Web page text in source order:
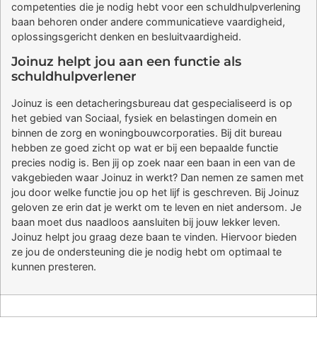
competenties die je nodig hebt voor een schuldhulpverlening
baan behoren onder andere communicatieve vaardigheid,
oplossingsgericht denken en besluitvaardigheid.
Joinuz helpt jou aan een functie als
schuldhulpverlener
Joinuz is een detacheringsbureau dat gespecialiseerd is op
het gebied van Sociaal, fysiek en belastingen domein en
binnen de zorg en woningbouwcorporaties. Bij dit bureau
hebben ze goed zicht op wat er bij een bepaalde functie
precies nodig is. Ben jij op zoek naar een baan in een van de
vakgebieden waar Joinuz in werkt? Dan nemen ze samen met
jou door welke functie jou op het lijf is geschreven. Bij Joinuz
geloven ze erin dat je werkt om te leven en niet andersom. Je
baan moet dus naadloos aansluiten bij jouw lekker leven.
Joinuz helpt jou graag deze baan te vinden. Hiervoor bieden
ze jou de ondersteuning die je nodig hebt om optimaal te
kunnen presteren.